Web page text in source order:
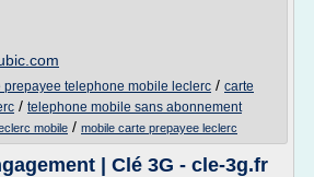
prepayee telephone mobile leclerc / carte
/ telephone mobile sans abonnement
mobile / mobile carte prepayee leclerc
| Clé 3G - cle-3g.fr